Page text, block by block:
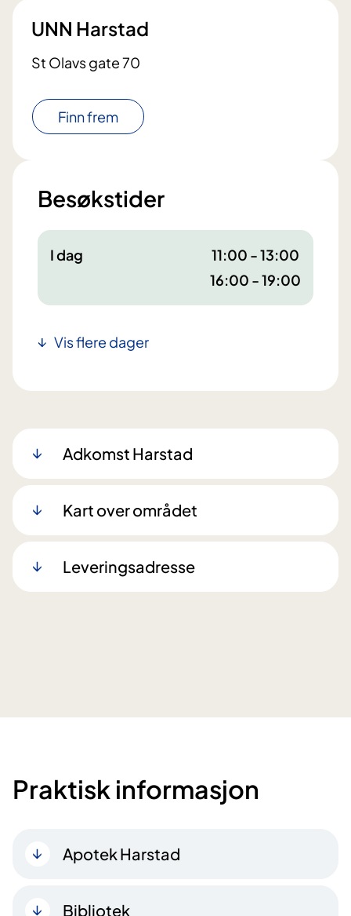
UNN Harstad
St Olavs gate 70
Finn frem
Besøkstider
I dag
11:00 - 13:00
16:00 - 19:00
Vis flere dager
Adkomst Harstad
Kart over området
Leveringsadresse
Praktisk informasjon
Apotek Harstad
Bibliotek